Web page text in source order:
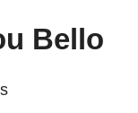
Bello